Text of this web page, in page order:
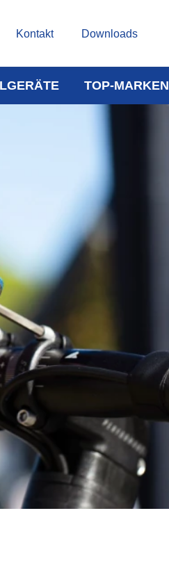
Kontakt Downloads
TOP-MARKEN